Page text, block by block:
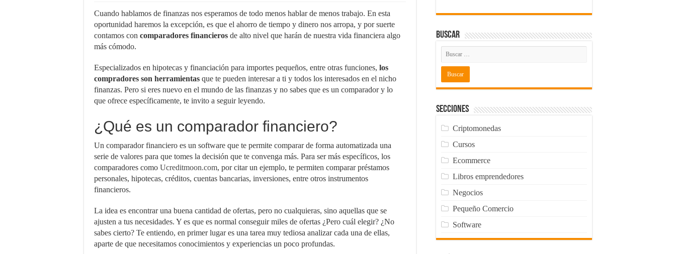
Cuando hablamos de finanzas nos esperamos de todo menos hablar de menos trabajo. En esta
oportunidad haremos la excepción, es que el ahorro de tiempo y dinero nos arropa, y por suerte
contamos con comparadores financieros de alto nivel que harán de nuestra vida financiera algo
más cómodo.
Especializados en hipotecas y financiación para importes pequeños, entre otras funciones, los
compradores son herramientas que te pueden interesar a ti y todos los interesados en el nicho
finanzas. Pero si eres nuevo en el mundo de las finanzas y no sabes que es un comparador y lo
que ofrece específicamente, te invito a seguir leyendo.
¿Qué es un comparador financiero?
Un comparador financiero es un software que te permite comparar de forma automatizada una
serie de valores para que tomes la decisión que te convenga más. Para ser más específicos, los
comparadores como Ucreditmoon.com, por citar un ejemplo, te permiten comparar préstamos
personales, hipotecas, créditos, cuentas bancarias, inversiones, entre otros instrumentos
financieros.
La idea es encontrar una buena cantidad de ofertas, pero no cualquieras, sino aquellas que se
ajusten a tus necesidades. Y es que es normal conseguir miles de ofertas ¿Pero cuál elegir? ¿No
sabes cierto? Te entiendo, en primer lugar es una tarea muy tediosa analizar cada una de ellas,
aparte de que necesitamos conocimientos y experiencias un poco profundas.
Buscar
Secciones
Criptomonedas
Cursos
Ecommerce
Libros emprendedores
Negocios
Pequeño Comercio
Software